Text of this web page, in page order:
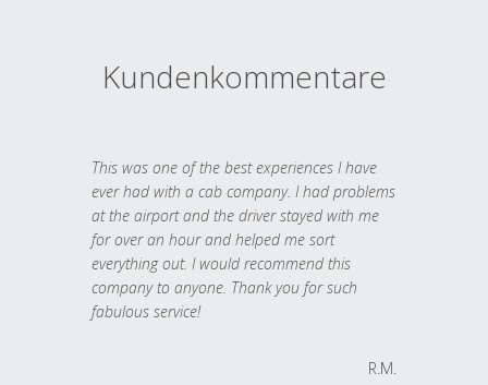
Kundenkommentare
This was one of the best experiences I have
ever had with a cab company. I had problems
at the airport and the driver stayed with me
for over an hour and helped me sort
everything out. I would recommend this
company to anyone. Thank you for such
fabulous service!
R.M.